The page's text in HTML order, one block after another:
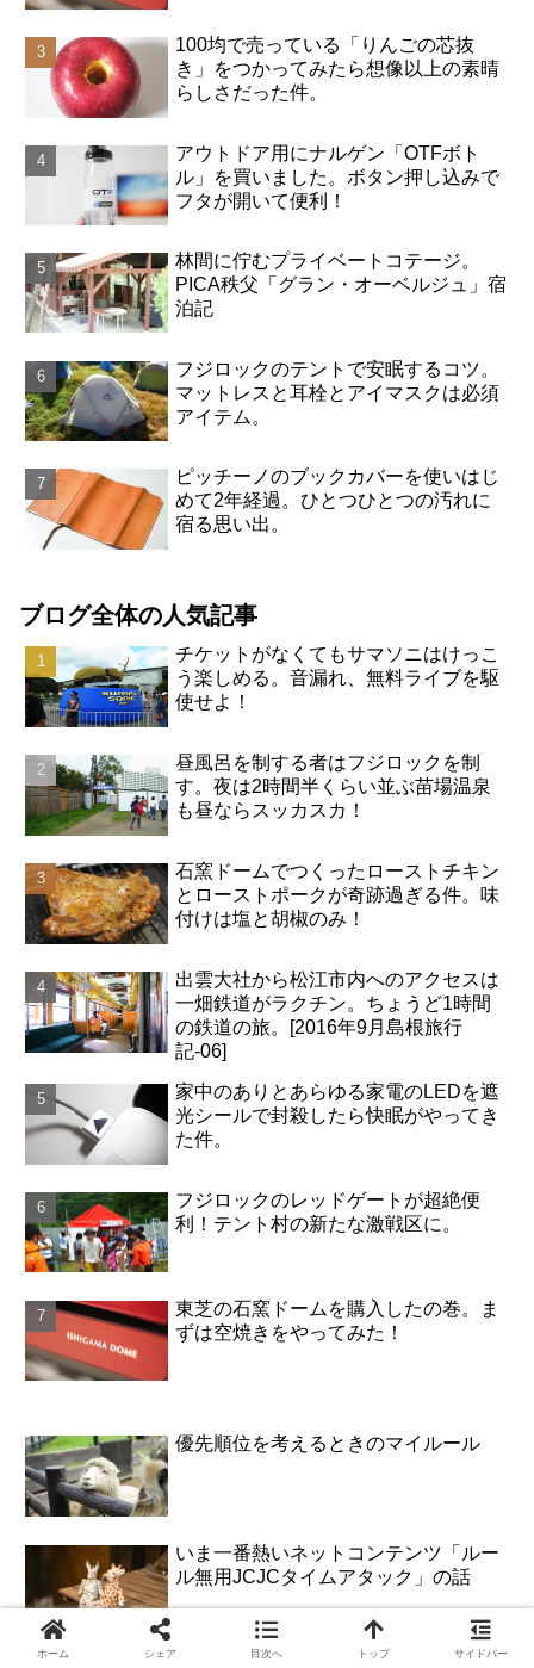
100均で売っている「りんごの芯抜
き」をつかってみたら想像以上の素晴
らしさだった件。
アウトドア用にナルゲン「OTFボト
ル」を買いました。ボタン押し込みで
フタが開いて便利！
林間に佇むプライベートコテージ。
PICA秩父「グラン・オーベルジュ」宿
泊記
フジロックのテントで安眠するコツ。
マットレスと耳栓とアイマスクは必須
アイテム。
ピッチーノのブックカバーを使いはじ
めて2年経過。ひとつひとつの汚れに
宿る思い出。
ブログ全体の人気記事
チケットがなくてもサマソニはけっこ
う楽しめる。音漏れ、無料ライブを駆
使せよ！
昼風呂を制する者はフジロックを制
す。夜は2時間半くらい並ぶ苗場温泉
も昼ならスッカスカ！
石窯ドームでつくったローストチキン
とローストポークが奇跡過ぎる件。味
付けは塩と胡椒のみ！
出雲大社から松江市内へのアクセスは
一畑鉄道がラクチン。ちょうど1時間
の鉄道の旅。[2016年9月島根旅行
記-06]
家中のありとあらゆる家電のLEDを遮
光シールで封殺したら快眠がやってき
た件。
フジロックのレッドゲートが超絶便
利！テント村の新たな激戦区に。
東芝の石窯ドームを購入したの巻。ま
ずは空焼きをやってみた！
優先順位を考えるときのマイルール
いま一番熱いネットコンテンツ「ルー
ル無用JCJCタイムアタック」の話
習慣化アプリ「継続する技術」で習慣
ホーム シェア 目次へ トップ サイドバー